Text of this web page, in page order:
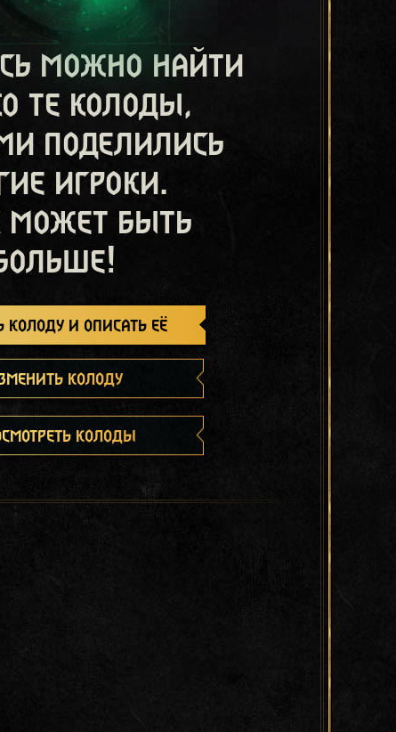
можно найти
те колоды,
поделились
игроки.
может быть
колоду и описать её
колоду
колоды